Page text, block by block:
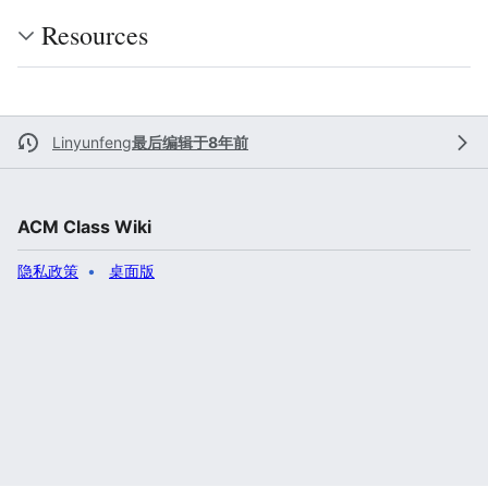
Resources
Linyunfeng最后编辑于8年前
ACM Class Wiki
隐私政策 桌面版